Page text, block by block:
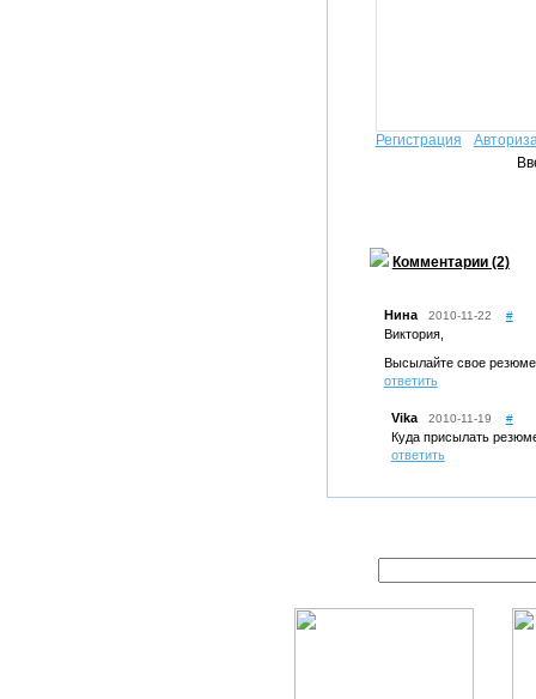
Регистрация
Комментарии (2)
Нина 2010-11-22 #
Виктория,
Высылайте свое
ответить
Vika 2010-11-19 #
Куда присылать
ответить